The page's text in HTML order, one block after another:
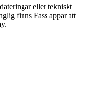
eller tekniskt
finns Fass appar att